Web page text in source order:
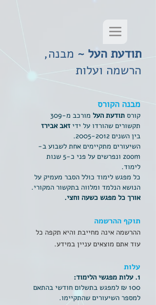
תודעת העל ~ מבנה,
הרשמה ועלות
מבנה הקורס
קורס תודעת העל
מורכב מ-309
תקשורים שהורדו על ידיזאב אבירז
בין השנים 2005-2012
.
השיעורים מתקיימים אחת לשבוע ב-
zoom ונפרשים על פני כ-5 שנות
לימוד.
כל מפגש לימוד כולל הסבר מעמיק על
הנושא הנלמד ומלווה בתקשור המקורי.
אורך כל מפגש כשעה וחצי.
תוקף ההרשמה
ההרשמה אינה מחייבת והיא תקפה כל
עוד אתם מוצאים עניין במידע.
עלות
1. עלות מפגשי הלימוד:
100 ₪ למפגש בתשלום חודשי בהתאם
למספר השיעורים שהתקיימו.